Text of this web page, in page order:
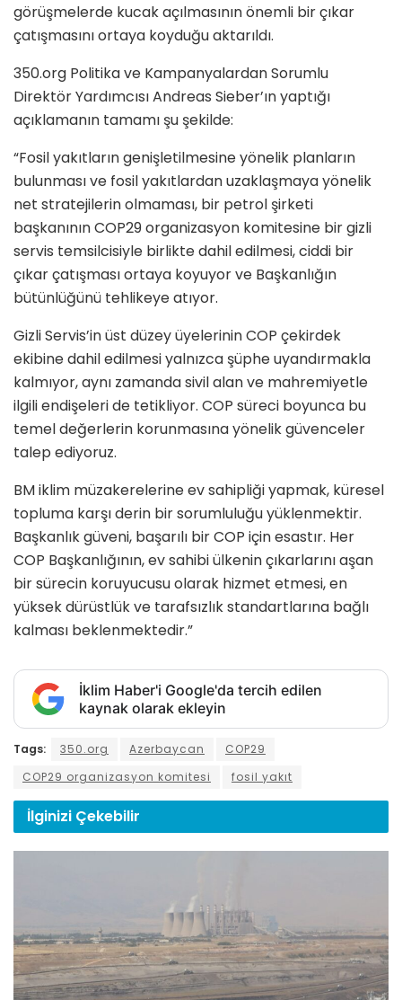
görüşmelerde kucak açılmasının önemli bir çıkar
çatışmasını ortaya koyduğu aktarıldı.
350.org Politika ve Kampanyalardan Sorumlu
Direktör Yardımcısı Andreas Sieber’ın yaptığı
açıklamanın tamamı şu şekilde:
“Fosil yakıtların genişletilmesine yönelik planların
bulunması ve fosil yakıtlardan uzaklaşmaya yönelik
net stratejilerin olmaması, bir petrol şirketi
başkanının COP29 organizasyon komitesine bir gizli
servis temsilcisiyle birlikte dahil edilmesi, ciddi bir
çıkar çatışması ortaya koyuyor ve Başkanlığın
bütünlüğünü tehlikeye atıyor.
Gizli Servis’in üst düzey üyelerinin COP çekirdek
ekibine dahil edilmesi yalnızca şüphe uyandırmakla
kalmıyor, aynı zamanda sivil alan ve mahremiyetle
ilgili endişeleri de tetikliyor. COP süreci boyunca bu
temel değerlerin korunmasına yönelik güvenceler
talep ediyoruz.
BM iklim müzakerelerine ev sahipliği yapmak, küresel
topluma karşı derin bir sorumluluğu yüklenmektir.
Başkanlık güveni, başarılı bir COP için esastır. Her
COP Başkanlığının, ev sahibi ülkenin çıkarlarını aşan
bir sürecin koruyucusu olarak hizmet etmesi, en
yüksek dürüstlük ve tarafsızlık standartlarına bağlı
kalması beklenmektedir.”
İklim Haber'i Google'da tercih edilen
kaynak olarak ekleyin
Tags: 350.org Azerbaycan
COP29
COP29 organizasyon komitesi
fosil yakıt
İlginizi Çekebilir